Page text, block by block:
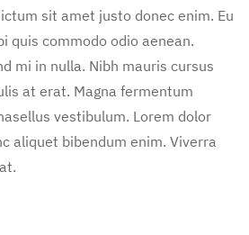
sit amet justo donec enim. Eu
quis commodo odio aenean.
mi in nulla. Nibh mauris cursus
at erat. Magna fermentum
vestibulum. Lorem dolor
aliquet bibendum enim. Viverra